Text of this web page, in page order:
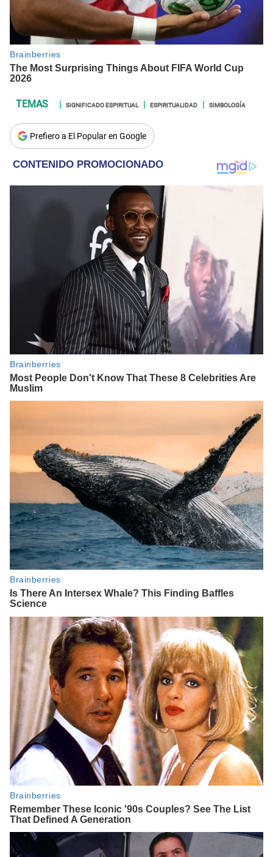
SIGNIFICADO ESPIRITUAL ESPIRITUALIDAD SIMBOLOGÍA
Prefiero a El Popular en Google